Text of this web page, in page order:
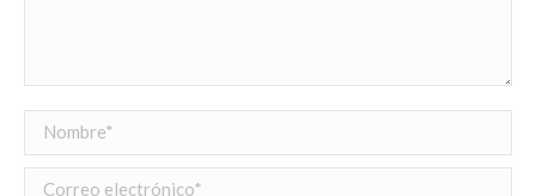
Nombre *
Correo electrónico *